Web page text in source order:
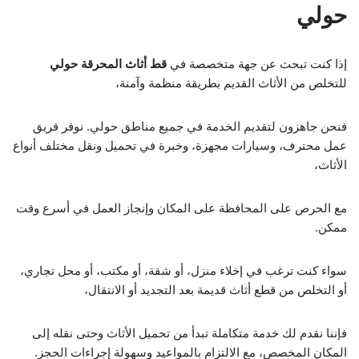
حولي
إذا كنت تبحث عن جهة متخصصة في قط أثاث المحرقة حولي
للتخلص من الأثاث القديم بطريقة منظمة وآمنة،
فنحن جاهزون لتقديم الخدمة في جميع مناطق حولي. نوفر فريق
عمل محترف، وسيارات مجهزة، وخبرة في تحميل ونقل مختلف أنواع
الأثاث،
مع الحرص على المحافظة على المكان وإنجاز العمل في أسرع وقت
ممكن.
سواء كنت ترغب في إخلاء منزل، أو شقة، أو مكتب، أو محل تجاري،
أو التخلص من قطع أثاث قديمة بعد التجديد أو الانتقال،
فإننا نقدم لك خدمة متكاملة تبدأ من تحميل الأثاث وحتى نقله إلى
المكان المخصص، مع الالتزام بالمواعيد وسهولة إجراءات الحجز.